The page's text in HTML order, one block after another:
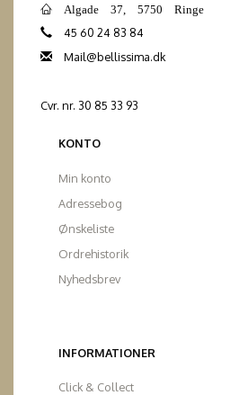
Algade 37, 5750 Ringe
45 60 24 83 84
Mail@bellissima.dk
Cvr. nr. 30 85 33 93
KONTO
Min konto
Adressebog
Ønskeliste
Ordrehistorik
Nyhedsbrev
INFORMATIONER
Click & Collect